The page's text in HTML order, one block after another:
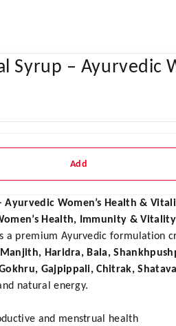
Syrup – Ayurvedic
Add
Ayurvedic Women’s Health &
Health, Immunity &
a premium Ayurvedic formulation
Haridra, Bala,
Gajpippali, Chitrak,
natural energy.
and menstrual health